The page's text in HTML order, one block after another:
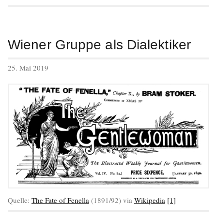
Wiener Gruppe als Dialektiker
veröffentlicht
25. Mai 2019
Quelle: The Fate of Fenella (1891/92) via Wikipedia [1]